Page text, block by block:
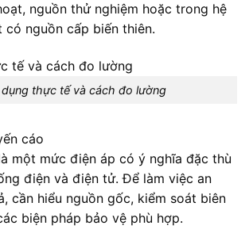
nguồn thử nghiệm hoặc trong hệ
có nguồn cấp biến thiên.
dụng thực tế và cách đo lường
cáo
một mức điện áp có ý nghĩa đặc thù
điện và điện tử. Để làm việc an
cần hiểu nguồn gốc, kiểm soát biên
biện pháp bảo vệ phù hợp.